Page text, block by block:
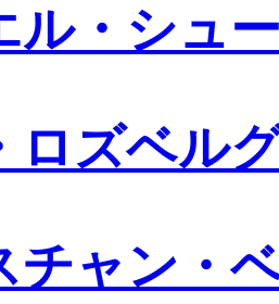
ル・シュ
ロズベル
チャン・